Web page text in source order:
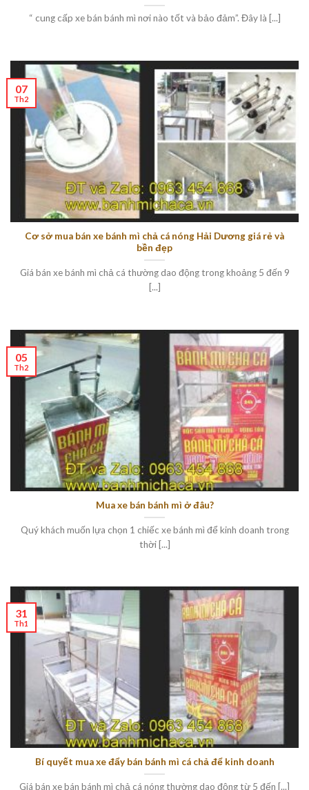
“ cung cấp xe bán bánh mì nơi nào tốt và bảo đảm”. Đây là [...]
Cơ sở mua bán xe bánh mì chả cá nóng Hải Dương giá rẻ và
bền đẹp
Giá bán xe bánh mì chả cá thường dao động trong khoảng 5 đến 9
[...]
07
Th2
Mua xe bán bánh mì ở đâu?
Quý khách muốn lựa chọn 1 chiếc xe bánh mì để kinh doanh trong
thời [...]
05
Th2
Bí quyết mua xe đẩy bán bánh mì cá chả để kinh doanh
Giá bán xe bán bánh mì chả cá nóng thường dao động từ 5 đến [...]
31
Th1